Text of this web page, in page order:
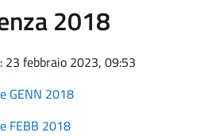
2018
: 23 febbraio 2023, 09:53
GENN 2018
FEBB 2018